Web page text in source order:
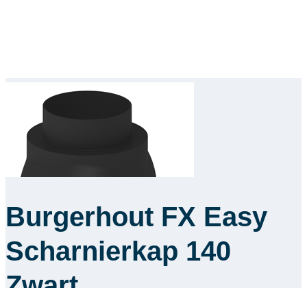
Burgerhout FX Easy
Scharnierkap 140